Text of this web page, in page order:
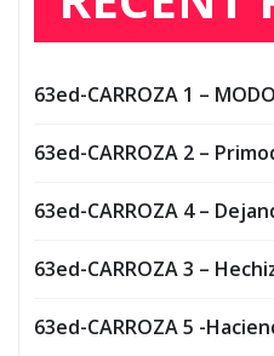
63ed-CARROZA 1 –
63ed-CARROZA 2 –
63ed-CARROZA 4 –
63ed-CARROZA 3 –
63ed-CARROZA 5 -